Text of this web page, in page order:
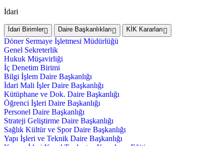
İdari
İdari Birimler Daire Başkanlıkları KİK Kararları
Döner Sermaye İşletmesi Müdürlüğü
Genel Sekreterlik
Hukuk Müşavirliği
İç Denetim Birimi
Bilgi İşlem Daire Başkanlığı
İdari Mali İşler Daire Başkanlığı
Kütüphane ve Dok. Daire Başkanlığı
Öğrenci İşleri Daire Başkanlığı
Personel Daire Başkanlığı
Strateji Geliştirme Daire Başkanlığı
Sağlık Kültür ve Spor Daire Başkanlığı
Yapı İşleri ve Teknik Daire Başkanlığı